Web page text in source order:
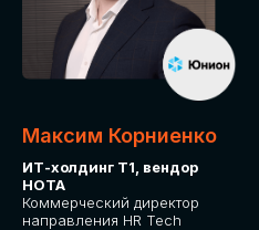
Максим Корниенко
ИТ-холдинг Т1, вендор
НОТА
Коммерческий директор
направления HR Tech